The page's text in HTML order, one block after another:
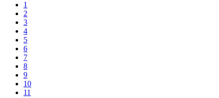
1
2
3
4
5
6
7
8
9
10
11